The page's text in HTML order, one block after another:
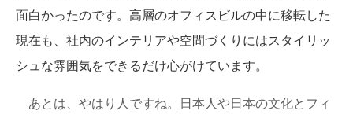
面白かったのです。高層のオフィスビルの中に移転した
現在も、社内のインテリアや空間づくりにはスタイリッ
シュな雰囲気をできるだけ心がけています。
あとは、やはり人ですね。日本人や日本の文化とフィ